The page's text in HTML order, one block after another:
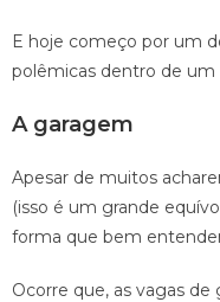
E hoje começo por um
polêmicas dentro de um
A garagem
Apesar de muitos
(isso é um grande
forma que bem
Ocorre que, as vagas